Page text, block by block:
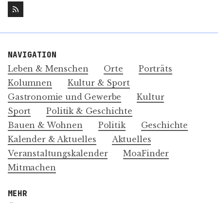
NAVIGATION
Leben & Menschen Orte
Porträts
Kolumnen
Kultur & Sport
Gastronomie und Gewerbe
Kultur
Sport
Politik & Geschichte
Bauen & Wohnen
Politik
Geschichte
Kalender & Aktuelles
Aktuelles
Veranstaltungskalender
MoaFinder
Mitmachen
MEHR